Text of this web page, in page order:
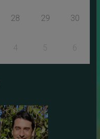
28 29 30
4 5 6